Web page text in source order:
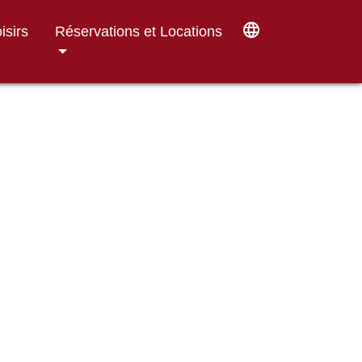
Réservations et Locations language